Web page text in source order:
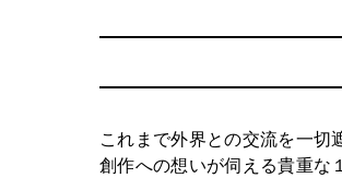
これまで外界との交流を一切
創作への想いが伺える貴重な